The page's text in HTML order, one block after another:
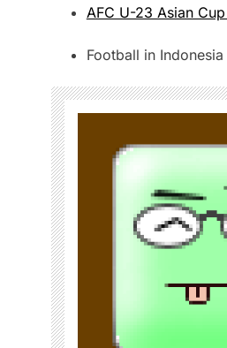
AFC U-23 Asian
Football in